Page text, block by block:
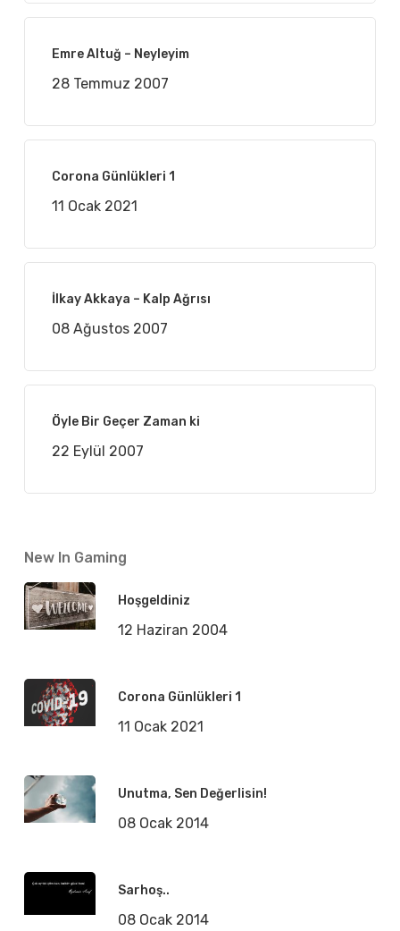
Emre Altuğ – Neyleyim
28 Temmuz 2007
Corona Günlükleri 1
11 Ocak 2021
İlkay Akkaya – Kalp Ağrısı
08 Ağustos 2007
Öyle Bir Geçer Zaman ki
22 Eylül 2007
New In Gaming
Hoşgeldiniz
12 Haziran 2004
Corona Günlükleri 1
11 Ocak 2021
Unutma, Sen Değerlisin!
08 Ocak 2014
Sarhoş..
08 Ocak 2014